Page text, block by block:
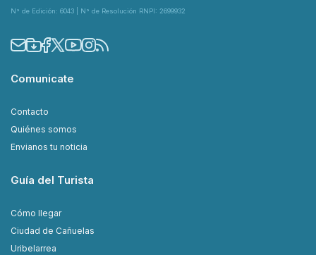
N° de Edición: 6043 | N° de Resolución RNPI: 2699932
Comunicate
Contacto
Quiénes somos
Envianos tu noticia
Guía del Turista
Cómo llegar
Ciudad de Cañuelas
Uribelarrea